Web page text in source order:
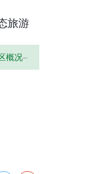
旅游
概况–